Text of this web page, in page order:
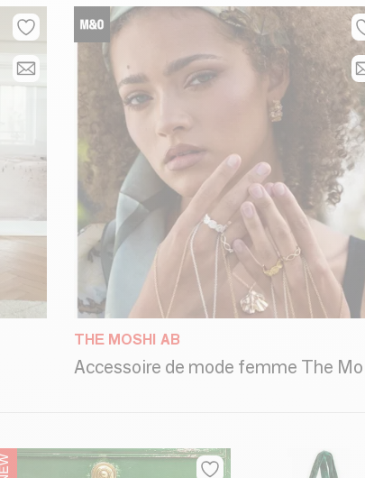
THE MOSHI AB